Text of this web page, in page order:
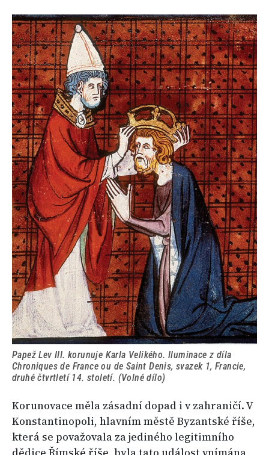
Papež Lev III. korunuje Karla Velikého. Iluminace z díla
Chroniques de France ou de Saint Denis, svazek 1, Francie,
druhé čtvrtletí 14. století. (Volné dílo)
Korunovace měla zásadní dopad i v zahraničí. V
Konstantinopoli, hlavním městě Byzantské říše,
která se považovala za jediného legitimního